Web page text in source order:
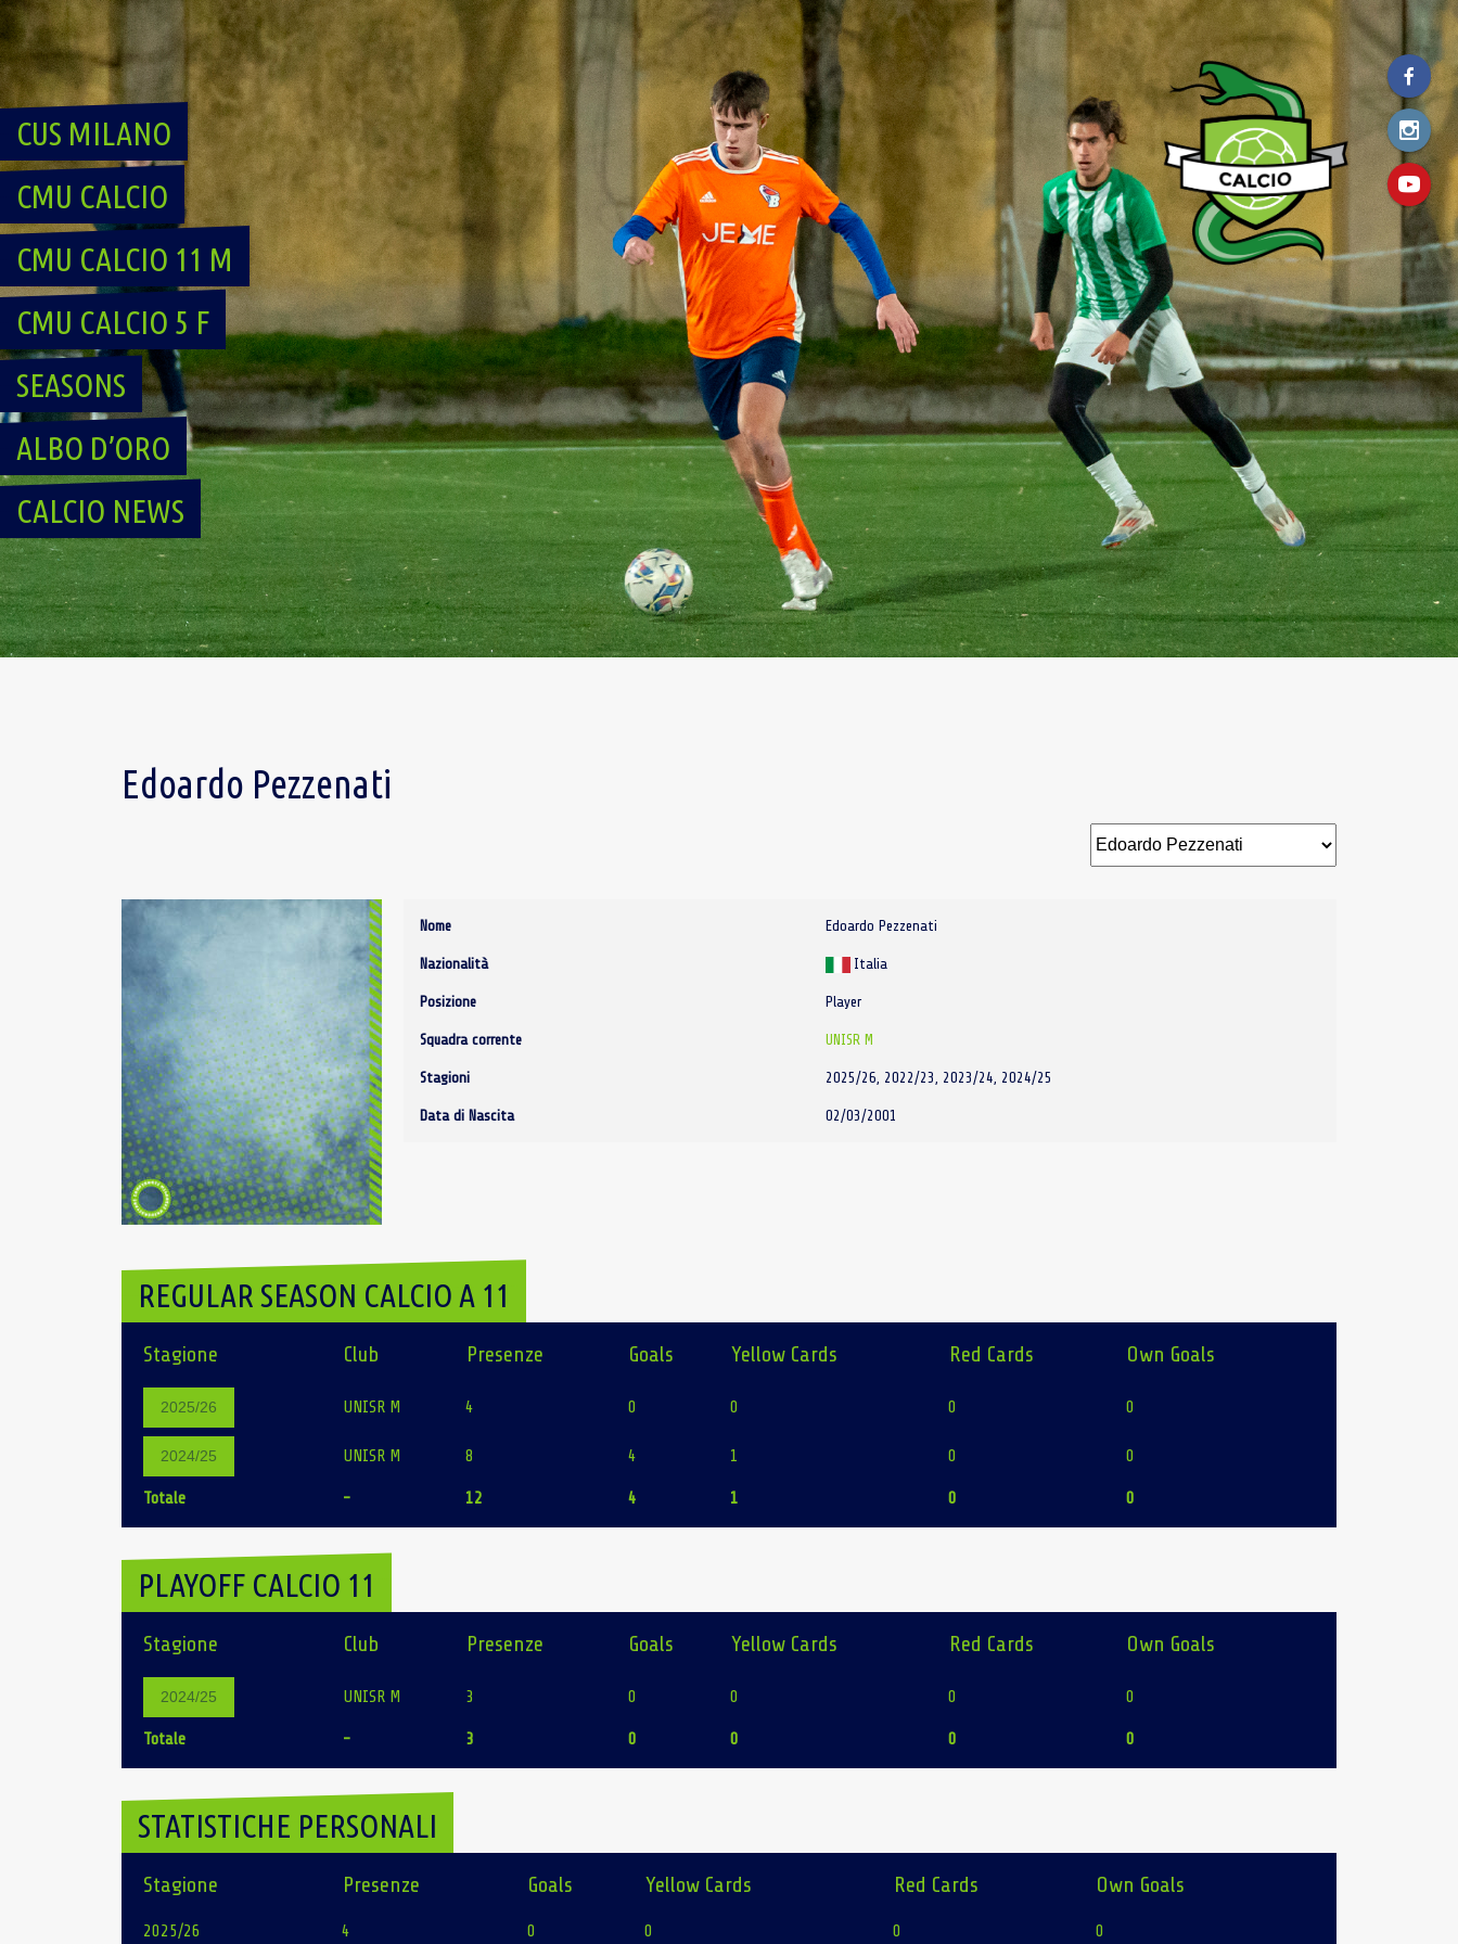
Skip
to
content
CUS MILANO
CMU CALCIO
CMU CALCIO 11 M
CMU CALCIO 5 F
SEASONS
ALBO D’ORO
CALCIO NEWS
Edoardo Pezzenati
Nome Edoardo Pezzenati
Nazionalità Italia
Posizione Player
Squadra corrente UNISR M
Stagioni 2025/26, 2022/23, 2023/24, 2024/25
Data di Nascita 02/03/2001
REGULAR SEASON CALCIO A 11
Stagione Club Presenze Goals Yellow Cards Red Cards Own Goals
2025/26 UNISR M 4 0 0 0 0
2024/25 UNISR M 8 4 1 0 0
Totale - 12 4 1 0 0
PLAYOFF CALCIO 11
Stagione Club Presenze Goals Yellow Cards Red Cards Own Goals
2024/25 UNISR M 3 0 0 0 0
Totale - 3 0 0 0 0
STATISTICHE PERSONALI
Stagione Presenze Goals Yellow Cards Red Cards Own Goals
2025/26 4 0 0 0 0